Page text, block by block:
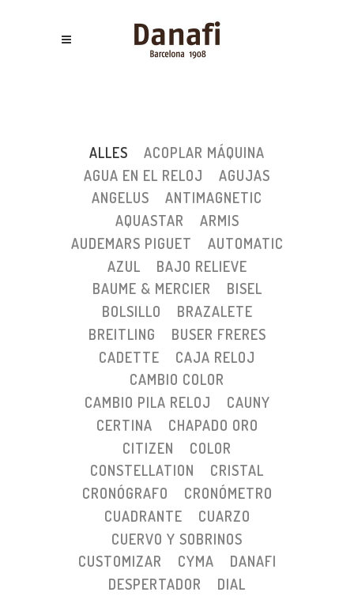
ALLES
ACOPLAR MÁQUINA
AGUA EN EL RELOJ
AGUJAS
ANGELUS
ANTIMAGNETIC
AQUASTAR
ARMIS
AUDEMARS PIGUET
AUTOMATIC
AZUL
BAJO RELIEVE
BAUME & MERCIER
BISEL
BOLSILLO
BRAZALETE
BREITLING
BUSER FRERES
CADETTE
CAJA RELOJ
CAMBIO COLOR
CAMBIO PILA RELOJ
CAUNY
CERTINA
CHAPADO ORO
CITIZEN
COLOR
CONSTELLATION
CRISTAL
CRONÓGRAFO
CRONÓMETRO
CUADRANTE
CUARZO
CUERVO Y SOBRINOS
CUSTOMIZAR
CYMA
DANAFI
DESPERTADOR
DIAL